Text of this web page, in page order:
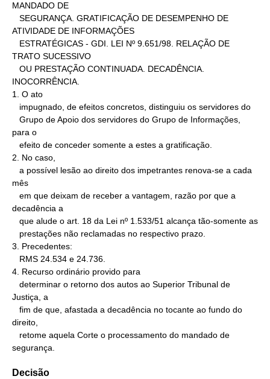
MANDADO DE
ATIVIDADE DE INFORMAÇÕES
TRATO SUCESSIVO
INOCORRÊNCIA.
1. O ato
para o
2. No caso,
mês
decadência a
3. Precedentes:
4. Recurso ordinário provido para
Justiça, a
direito,
segurança.
Decisão